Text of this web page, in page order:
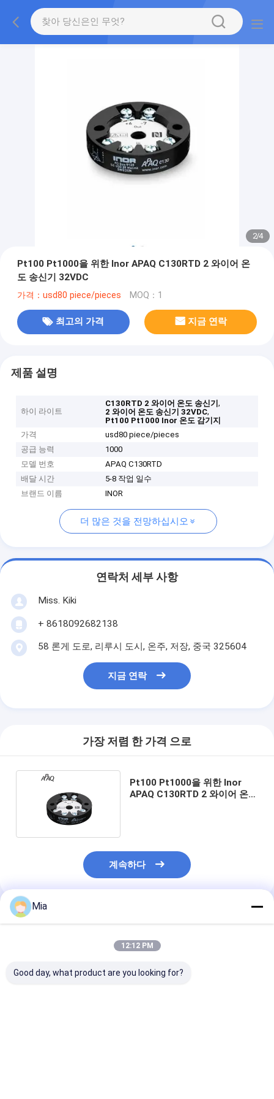
2/4
Pt100 Pt1000을 위한 Inor APAQ C130RTD 2 와이어 온
도 송신기 32VDC
가격：usd80 piece/pieces MOQ：1
최고의 가격 지금 연락
제품 설명
하이 라이트
C130RTD 2 와이어 온도 송신기,
2 와이어 온도 송신기 32VDC,
Pt100 Pt1000 Inor 온도 감기지
가격
usd80 piece/pieces
공급 능력
1000
모델 번호
APAQ C130RTD
배달 시간
5-8 작업 일수
브랜드 이름
INOR
더 많은 것을 전망하십시오
연락처 세부 사항
Miss. Kiki
+ 8618092682138
58 론게 도로, 리루시 도시, 온주, 저장, 중국 325604
지금 연락
가장 저렴 한 가격 으로
Pt100 Pt1000을 위한 Inor
APAQ C130RTD 2 와이어 온도
계속하다
추천된 제품
Mia
12:12 PM
Good day, what product are you looking for?